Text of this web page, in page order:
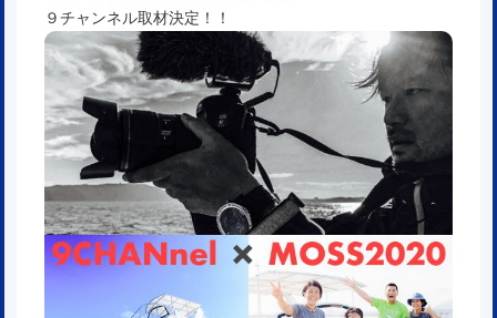
９チャンネル取材決定！！